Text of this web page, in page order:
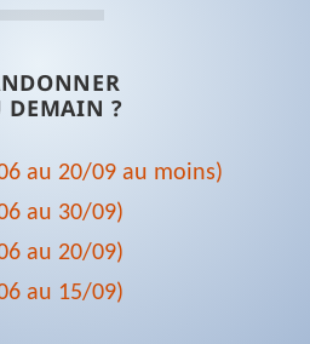
DEMAIN ?
au 20/09 au moins)
au 30/09)
au 20/09)
au 15/09)